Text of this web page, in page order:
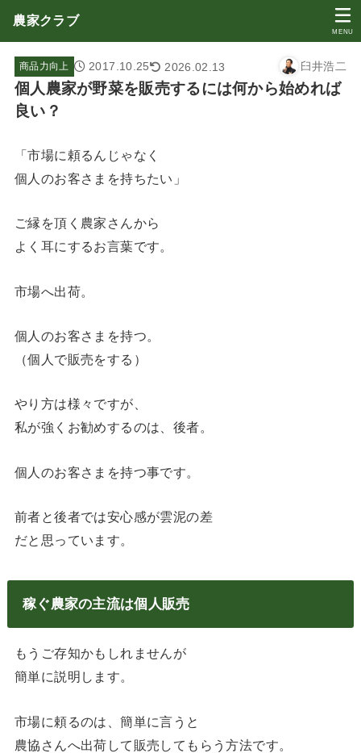
農家クラブ
MENU
商品力向上 2017.10.25 2026.02.13 臼井浩二
個人農家が野菜を販売するには何から始めれば
良い？
「市場に頼るんじゃなく
個人のお客さまを持ちたい」
ご縁を頂く農家さんから
よく耳にするお言葉です。
市場へ出荷。
個人のお客さまを持つ。
（個人で販売をする）
やり方は様々ですが、
私が強くお勧めするのは、後者。
個人のお客さまを持つ事です。
前者と後者では安心感が雲泥の差
だと思っています。
稼ぐ農家の主流は個人販売
もうご存知かもしれませんが
簡単に説明します。
市場に頼るのは、簡単に言うと
農協さんへ出荷して販売してもらう方法です。